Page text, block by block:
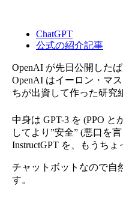
ChatGPT
公式の紹介記事
OpenAI が先日公開した
OpenAI はイーロン・マ
ちが出資して作った研究
中身は GPT-3 を (PPO と
してより”安全” (悪口を
InstructGPT を、もうちょ
チャットボットなので自
す。